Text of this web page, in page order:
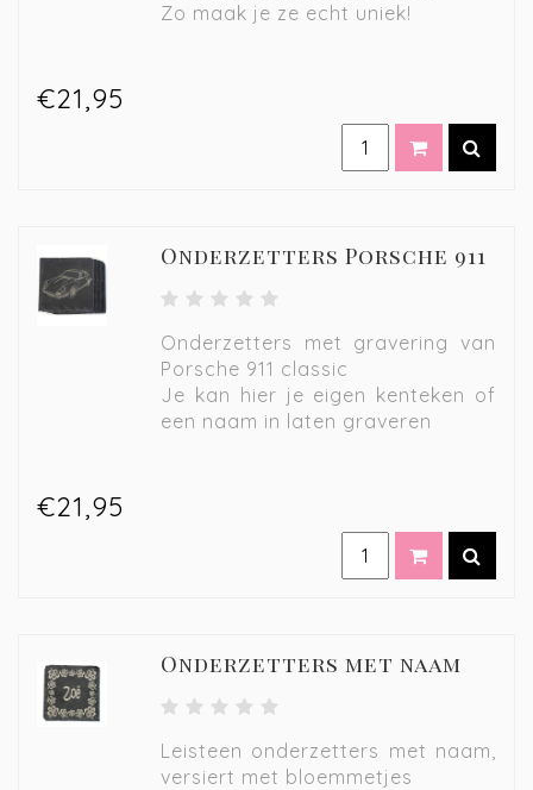
Zo maak je ze echt uniek!
€21,95
Onderzetters Porsche 911
Onderzetters met gravering van
Porsche 911 classic
Je kan hier je eigen kenteken of
een naam in laten graveren
€21,95
Onderzetters met naam
Leisteen onderzetters met naam,
versiert met bloemmetjes